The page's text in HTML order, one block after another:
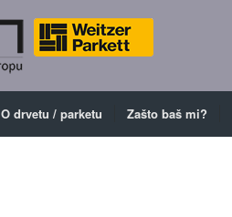
O drvetu / parketu Zašto baš mi?